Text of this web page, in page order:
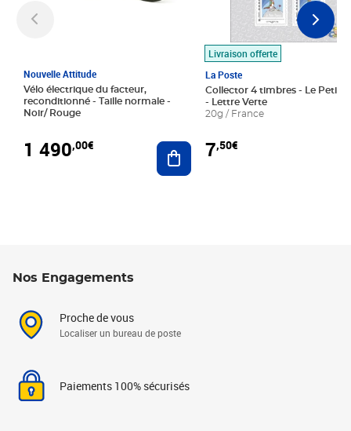
Nouvelle Attitude
Vélo électrique du facteur,
reconditionné - Taille normale -
Noir/ Rouge
1 490,00€ Ajouter au panier
Livraison offerte
La Poste
Collector 4 timbres - Le Petit
- Lettre Verte
20g / France
7,50€
Nos Engagements
Proche de vous
Localiser un bureau de poste
Paiements 100% sécurisés